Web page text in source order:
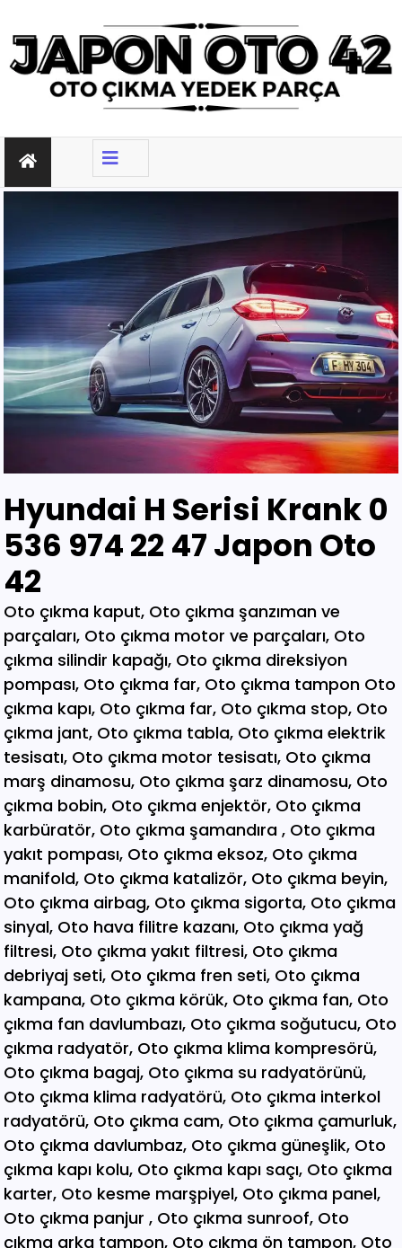
Hyundai H Serisi Krank 0
536 974 22 47 Japon Oto
42
Oto çıkma kaput, Oto çıkma şanzıman ve parçaları, Oto çıkma motor ve parçaları, Oto çıkma silindir kapağı, Oto çıkma direksiyon pompası, Oto çıkma far, Oto çıkma tampon Oto çıkma kapı, Oto çıkma far, Oto çıkma stop, Oto çıkma jant, Oto çıkma tabla, Oto çıkma elektrik tesisatı, Oto çıkma motor tesisatı, Oto çıkma marş dinamosu, Oto çıkma şarz dinamosu, Oto çıkma bobin, Oto çıkma enjektör, Oto çıkma karbüratör, Oto çıkma şamandıra , Oto çıkma yakıt pompası, Oto çıkma eksoz, Oto çıkma manifold, Oto çıkma katalizör, Oto çıkma beyin, Oto çıkma airbag, Oto çıkma sigorta, Oto çıkma sinyal, Oto hava filitre kazanı, Oto çıkma yağ filtresi, Oto çıkma yakıt filtresi, Oto çıkma debriyaj seti, Oto çıkma fren seti, Oto çıkma kampana, Oto çıkma körük, Oto çıkma fan, Oto çıkma fan davlumbazı, Oto çıkma soğutucu, Oto çıkma radyatör, Oto çıkma klima kompresörü, Oto çıkma bagaj, Oto çıkma su radyatörünü, Oto çıkma klima radyatörü, Oto çıkma interkol radyatörü, Oto çıkma cam, Oto çıkma çamurluk, Oto çıkma davlumbaz, Oto çıkma güneşlik, Oto çıkma kapı kolu, Oto çıkma kapı saçı, Oto çıkma karter, Oto kesme marşpiyel, Oto çıkma panel, Oto çıkma panjur , Oto çıkma sunroof, Oto çıkma arka tampon, Oto çıkma ön tampon, Oto çıkma ayna, Oto çıkma amartisör, Oto çıkma el freni, Oto çıkma el fren tabancası, Oto çıkma direksiyon simidi, Oto çıkma koltuk, Oto çıkma vites topuzu, Oto çıkma göğüs, Oto çıkma torpido, Oto çıkma kilometre saati, Oto çıkma dingil, Oto çıkma blok, Oto çıkma motor bloğu, Oto çıkma krank, Oto çıkma eksantrik mili, Oto çıkma gaz kelebeği, Oto çıkma kompresör, Oto çıkma mafsal, Oto çıkma motor kulağı, Oto çıkma motor, Oto çıkma piston kolu, Oto çıkma segman, Oto çıkma rulman, Oto çıkma turbo, Oto çıkma yağ pompası, Oto çıkma şanzıman dişlisi, Oto çıkma mafsal, Oto çıkma sekromenç, Oto çıkma türbin, Oto çıkma volant, Oto çıkma aks, Oto çıkma akis, Oto çıkma direksiyon kutusu, Oto çıkma direksiyon mili, Oto çıkma helezyon yayı, Oto çıkma körük, Oto çıkma porya, Oto çıkma sis çerçevesi, Oto çıkma kapı menteşesi, Oto çıkma sis farı, Oto çıkma difaransiyel, Oto çıkma traves, Oto çıkma cam motoru, Oto çıkma sinyal, Oto çıkma cam düğmesi, Oto çıkma kapı döşemesi, Oto çıkma cam kirkosu, Oto çıkma kalorifer kutusu, Oto çıkma beşik, Oto çıkma filtre, Oto çıkma konsül, Oto çıkma tampon demiri, Oto çıkma kapı kilidi, Oto çıkma motor takozu, Oto çıkma kampana, Oto çıkma gösterge paneli, Oto çıkma taşıyıcı, Oto kesme tavan, Oto kesme marşpiyel, Oto kesme çamurluk, Oto kesme yarım arka, Oto çıkma hava akış metresi, Oto çıkma vestenhaouse, Oto çıkma vestibhouse, Oto çıkma park sensörü Oto çıkma kapı fitilleri, Oto çıkma cam düğmesi, Oto çıkma motor takozu, Oto çıkma vites topuzu, Oto çıkma far beyni, Oto çıkma motor beyni, Oto çıkma airbag beyni, Oto çıkma abs beyni, Oto çıkma şanzıman beyni, Oto parça, Oto çıkma yedek parça, Oto oto yedek parça, Oto sigorta kutusu, Oto çıkma su bidonu, Oto çıkma teyp, Oto çıkma cd çalar, Oto çıkma rölanti ayarlayıcı, Oto çıkma kolon kilidi, Oto çıkma kapı kilidi, Oto çıkma kapı iç açma kolu, Oto çıkma kapı çıtası, Oto çıkma tavan çıtası, Oto çıkma krank kasnağı, Oto çıkma eksantrik kasnağı, Oto çıkma alt travers, Oto çıkma arka dingil, Oto çıkma fren merkezi, Oto çıkma imop kutus, Oto çıkma sigorta tablası, Oto çıkma klima ekranı, Oto çıkma vakum, Oto çıkma orta havalandırma, Oto çıkma radyo ekranı, Oto çıkma yağ pompası, Oto çıkma şanzıman kulağı, Oto çıkma debriyaj bilyası, Oto çıkma direksiyon spotu, Oto çıkma direksiyon sargısı, Oto çıkma airbag sargısı, Oto çıkma tesisat kablosu, Oto çıkma klima paneli, Oto çıkma ön kapı, Oto çıkma arka kapı, Oto çıkma baskı balata, Oto çıkma volant, Oto çıkma yedek parça, Oto çıkma parça, Oto oto yedek parça, Oto parça, Çıkma parça, Oto çıkma parçaları, Çıkma parçaları, Oto yedek parça, Oto çıkma şanzıman, Oto çıkma hoparlör, Oto çıkma fren vakum, Oto çıkma map sensösrü, Oto çıkma cam silgi motoru, Oto çıkma cam silgi kolu, Oto çıkma flaşö, Oto çıkma vites levyesi, Oto çıkma turbo basınç Oto çıkma vestinghouse, Oto çıkma gaz pedalı, Oto çıkma su bidonu, Oto çıkma ganister, Oto çıkma tampon braketi, Oto çıkma çamurluk davlumbazı, Oto çıkma el fren teli, Oto çıkma şarj dinamosu, Oto çıkma biel kolu, Oto çıkma hava akış metresi, Oto çıkma eksoz sondası, Oto çıkma emme manifoldu, Oto çıkma fincan, Oto çıkma itici horozlar, Oto çıkma piyano mili, Oto çıkma vites halatı, Oto çıkma tavan döşemesi, Oto çıkma sanroof düğmesi, Oto çıkma sanroof camı, Oto çıkma tavan anteni, Oto çıkma kapı bantları, Oto çıkma kapı soketi, Oto çıkma kapı tesisatı, Oto çıkma koltuk ayar düğmesi, Oto çıkma kapı rayı, Oto çıkma şanzıman dişlisi, Oto çıkma reyil borusu, Oto çıkma buji kablosu, Oto çıkma yağ çubuğu, Oto çıkma distribitör kapağı, Oto çıkma termostat, Oto çıkma map sensörü, Oto çıkma motor kaputu, Oto çıkma kapı nikelajı, Oto çıkma tampon nikelajı, Oto çıkma fren disk, Oto çıkma debriyaj rulmanı, Oto çıkma karbüratör, Oto çıkma eksoz takozu, Oto çıkma körük, Oto çıkma cam su deposu, Oto çıkma genleşme kavanozu, Oto çıkma süspansiyon, Oto çıkma devirdaim hortumu, Oto çıkma travers, Oto çıkma yedek su deposu, Oto çıkma emme manifolt, Oto çıkma kaset çalar, Oto çıkma kapı bandı, Oto çıkma eksantrik horuzu, Oto çıkma xenon far beyni, Oto çıkma tampon ızgarası, Oto çıkma cd çalar, Oto çıkma yakıt deposu, Oto çıkma tampon kaplaması, Oto çıkma kaput mandalı, Oto çıkma el fren düğmesi, Oto çıkma dikiz aynası, Oto çıkma yarım motor, Oto çıkma turbo borusu, Oto çıkma dış ayna, Oto çıkma iç ayna, Oto çıkma tozluk kapağı, Oto çıkma tampon alt bagaliti, Oto çıkma toz kapağı, Oto çıkma parça ankara, Oto çıkma parça İstanbul, Oto çıkma parça adana, Oto çıkma parça elağzı, Oto çıkma parça izmir, Oto çıkma parça bursa, Oto çıkma parça Eskişehir, Oto çıkma parça kayseri, Oto çıkma parça Diyarbakır, Oto çıkma parça Şanlıurfa, Oto çıkma parça,Gaziantep Oto çıkma parça ağrı, Oto çıkma parça konya, Oto çıkma parça Yozgat, Oto çıkma parça Nevşehir, Oto çıkma parça Niğde, Oto çıkma parça Antaly, Oto çıkma parça malatya, Oto çıkma parça mardin, Oto çıkma parça van, Oto çıkma parça hakkari, Oto çıkma parça,Erzurum Oto çıkma parça sivas, Oto çıkma parça Trabzon, Oto çıkma parça çorum, Oto çıkma parça samsun, Oto çıkma parça bolu, Oto çıkma parça afyon, Oto parça, Oto yedek parça, Oto oto yedek parça, Oto parçaları, Oto çıkmacı,yıldız sanayi sitesi ostim,otomobil yedek parça, çıkma parça oto yedek parça, Oto çıkma parça Oto parça, Oto çıkma parça , çıkma Oto parça,Adana Oto Çıkma Parça , Adıyaman Oto Çıkma Parça Afyon Oto Çıkma Parça Ağrı Oto Çıkma Parça Aksaray Oto Çıkma Parça Amasya Oto Çıkma Parça Ankara Oto Çıkma Parça Antalya Oto Çıkma Parça Ardahan Oto Çıkma Parça Artvin Oto Çıkma Parça Aydın Oto Çıkma Parça Balıkesir Oto Çıkma Parça Bartın Oto Çıkma Parça Batman Oto Çıkma Parça Bayburt Oto Çıkma Parça Bilecik Oto Çıkma Parça Bingöl Oto Çıkma Parça Bitlis Oto Çıkma Parça Bolu Oto Çıkma Parça Bursa Oto Çıkma Parça Çanakkale Oto Çıkma Parça Çankırı Oto Çıkma Parça Çorum Oto Çıkma Parça Denizli Oto Çıkma Parça Diyarbakır Oto Çıkma Parça Düzce Oto Çıkma Parça Edirne Oto Çıkma Parça Elazığ Oto Çıkma Parça Erzincan Oto Çıkma Parça Erzurum Oto Çıkma Parça Eskişehir Oto Çıkma Parça Gaziantep Oto Çıkma Parça Giresun Oto Çıkma Parça Gümüşhane Oto Çıkma Parça Hakkari Oto Çıkma Parça Hatay Oto Çıkma Parça Iğdır Oto Çıkma Parça Isparta Oto Çıkma Parça İstanbul Oto Çıkma Parça İzmir Oto Çıkma Parça Kahramanmaraş Oto Çıkma Karabük Oto Çıkma Parça Karaman Oto Çıkma Parça Kars Oto Çıkma Parça Kastamonu Oto Çıkma Parça Kayseri Oto Çıkma Parça Kilis Oto Çıkma Parça Kırıkkale Oto Çıkma Parça Kırklareli Oto Çıkma Parça Kırşehir Oto Çıkma Parça Kocaeli Oto Çıkma Parça Konya Oto Çıkma Parça Kütahya Oto Çıkma Parça Malatya Oto Çıkma Parça Manisa Yedek Parça Mardin Oto Çıkma Parça Mersin Oto Çıkma Parça Muğla Oto Çıkma Parça Nevşehir Oto Çıkma Parça Niğde Oto Çıkma Parça Ordu Oto Çıkma Parça Osmaniye Oto Çıkma Parça Rize Oto Çıkma Parça Sakarya Oto Çıkma Parça Samsun Oto Çıkma Parça Şanlıurfa Oto Çıkma Parça Siirt Oto Çıkma Parça Sinop Oto Çıkma Parça Şırnak Oto Çıkma Parça Sivas Oto Çıkma Parça Oto Çıkma Parça Tekirdağ Oto Çıkma Parça Tokat Oto Çıkma Parça Trabzon Oto Çıkma Parça Tunceli Oto Çıkma Parça Uşak Oto Çıkma Parça Van Oto Çıkma Parça Yalova Oto Çıkma Parça Yozgat Oto Çıkma Parça Zonguldak Oto Çıkma Parça Online Oto Çıkma Parça Düzce Oto Çıkma Parça Osmaniye Oto Çıkma Parça Kilis Oto Çıkma Parça Karabük Oto Çıkma Parça Yalova Oto Çıkma Parça Iğdır Oto Çıkma Parça Ardahan Oto Çıkma Parça Bartın Oto Çıkma Parça Şırnak Oto Çıkma Parça Adana Oto Çıkma yedek Parça Adıyaman Oto Çıkma yedek Afyon Oto Çıkma yedek Parça Ağrı Oto Çıkma yedek Parça Aksaray Oto Çıkma yedek Parça Amasya Oto Çıkma yedek Parça Ankara Oto Çıkma yedek Parça Antalya Oto Çıkma yedek Parça Ardahan Oto Çıkma yedek Parça Artvin Oto Çıkma yedek Parça Aydın Oto Çıkma yedek Parça Balıkesir Oto Çıkma yedek Parça Bartın Oto Çıkma yedek Parça Batman Oto Çıkma yedek Parça Bayburt Oto Çıkma yedek Parça Bilecik Oto Çıkma yedek Parça Bingöl Oto Çıkma yedek Parça Bitlis Oto Çıkma yedek Parça Bolu Oto Çıkma yedek Parça Bursa Oto Çıkma yedek Parça Çanakkale Oto Çıkma yedek Çankırı Oto Çıkma yedek Parça Çorum Oto Çıkma yedek Parça Denizli Oto Çıkma yedek Parça Diyarbakır Oto Çıkma yedek Düzce Oto Çıkma yedek Parça Edirne Oto Çıkma yedek Parça Elazığ Oto Çıkma yedek Parça Erzincan Oto Çıkma yedek Parça Erzurum Oto Çıkma yedek Parça Eskişehir Oto Çıkma yedek Parça Gaziantep Oto Çıkma yedek Giresun Oto Çıkma yedek Parça Gümüşhane Oto Çıkma yedek Hakkari Oto Çıkma yedek Parça Hatay Oto Çıkma yedek Parça Iğdır Oto Çıkma yedek Parça Isparta Oto Çıkma yedek Parça İstanbul Oto Çıkma yedek Parça İzmir Oto Çıkma yedek Parça Kahramanmaraş Oto Çıkma Karabük Oto Çıkma yedek Parça Karaman Oto Çıkma yedek Parça Kars Oto Çıkma yedek Parça Kastamonu Oto Çıkma yedek Kayseri Oto Çıkma yedek Parça Kilis Oto Çıkma yedek Parça Oto Çıkma Şarj Dinamosu, Oto Çıkma Taban Döşemeleri, Tekirdağ O